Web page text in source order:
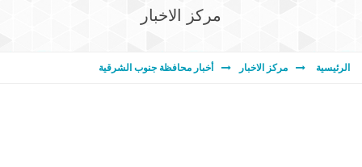
مركز الاخبار
الرئيسية مركز الاخبار أخبار محافظة جنوب الشرقية